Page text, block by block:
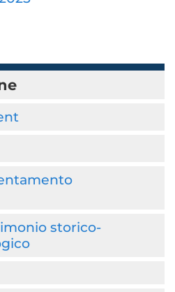
storico-